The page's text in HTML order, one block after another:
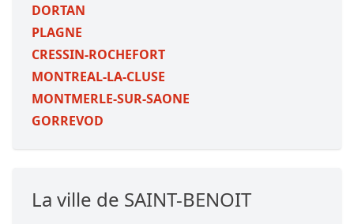
DORTAN
PLAGNE
CRESSIN-ROCHEFORT
MONTREAL-LA-CLUSE
MONTMERLE-SUR-SAONE
GORREVOD
La ville de SAINT-BENOIT